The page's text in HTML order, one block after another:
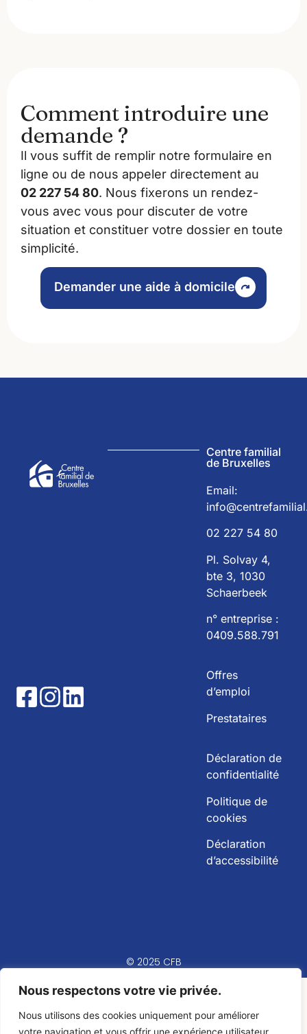
Nous respectons votre vie privée.
Nous utilisons des cookies uniquement pour améliorer
votre navigation et vous offrir une expérience utilisateur
Comment introduire une
demande ?
Il vous suffit de remplir notre formulaire en
ligne ou de nous appeler directement au
02 227 54 80. Nous fixerons un rendez-
vous avec vous pour discuter de votre
situation et constituer votre dossier en toute
simplicité.
Demander une aide à domicile
Centre familial
de Bruxelles
Email:
02 227 54 80
Pl. Solvay 4,
bte 3, 1030
Schaerbeek
n° entreprise :
0409.588.791
Offres
d’emploi
Prestataires
Déclaration de
confidentialité
Politique de
cookies
Déclaration
d’accessibilité
© 2025 CFB